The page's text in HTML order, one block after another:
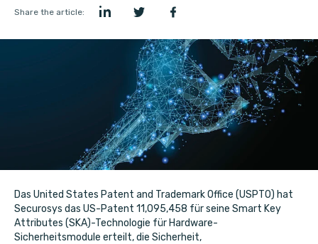
Share the article:
Das United States Patent and Trademark Office (USPTO) hat
Securosys das US-Patent 11,095,458 für seine Smart Key
Attributes (SKA)-Technologie für Hardware-
Sicherheitsmodule erteilt, die Sicherheit,